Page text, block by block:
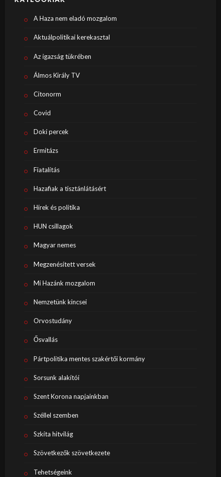
A Haza nem eladó mozgalom
Aktuálpolitikai kerekasztal
Az igazság tükrében
Álmos Király TV
Citonorm
Covid
Doki percek
Ermitázs
Fiatalítás
Hazafiak a tisztánlátásért
Hírek és politika
HUN csillagok
Magyar nemes
Megzenésített versek
Mi Hazánk mozgalom
Nemzetünk kincsei
Orvostudány
Ősvallás
Pártpolitika mentes szakértői kormány
Sorsunk alakítói
Szent Korona napjainkban
Széllel szemben
Szkíta hitvilág
Szövetkezők szövetkezete
Tehetségeink